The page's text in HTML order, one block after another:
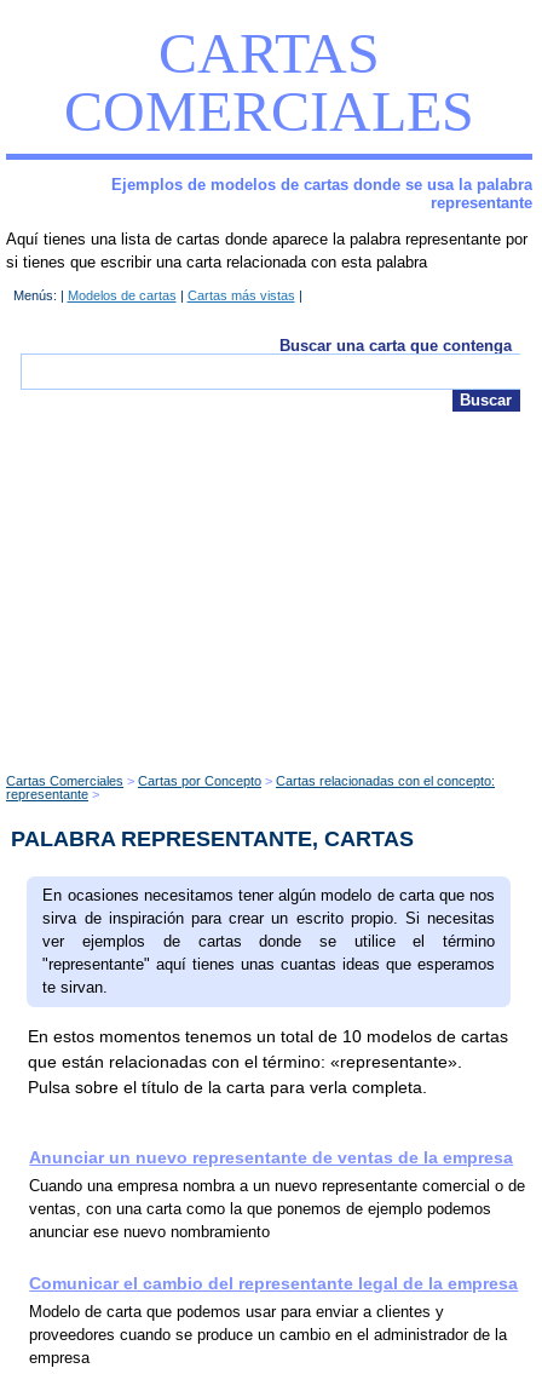
CARTAS
COMERCIALES
Ejemplos de modelos de cartas donde se usa la palabra
representante
Aquí tienes una lista de cartas donde aparece la palabra representante por
si tienes que escribir una carta relacionada con esta palabra
Menús: | Modelos de cartas Cartas más vistas
Buscar una carta que contenga
Cartas Comerciales Cartas por Concepto
Cartas relacionadas con el concepto:
representante
PALABRA REPRESENTANTE, CARTAS
En ocasiones necesitamos tener algún modelo de carta que nos
sirva de inspiración para crear un escrito propio. Si necesitas
ver ejemplos de cartas donde se utilice el término
"representante" aquí tienes unas cuantas ideas que esperamos
te sirvan.
En estos momentos tenemos un total de 10 modelos de cartas
que están relacionadas con el término: «representante».
Pulsa sobre el título de la carta para verla completa.
Anunciar un nuevo representante de ventas de la empresa
Cuando una empresa nombra a un nuevo representante comercial o de
ventas, con una carta como la que ponemos de ejemplo podemos
anunciar ese nuevo nombramiento
Comunicar el cambio del representante legal de la empresa
Modelo de carta que podemos usar para enviar a clientes y
proveedores cuando se produce un cambio en el administrador de la
empresa